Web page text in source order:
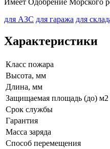
для АЗС для гаража для
Характеристики
Класс пожара
Высота, мм
Длина, мм
Защищаемая площадь (до) м2
Срок службы
Гарантия
Масса заряда
Способ перемещения